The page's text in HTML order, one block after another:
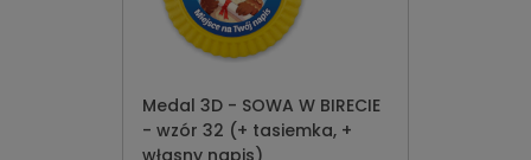
Medal 3D - SOWA W BIRECIE
- wzór 32 (+ tasiemka, +
własny napis)